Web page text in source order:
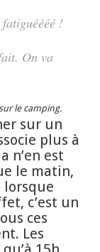
!
On va
le camping.
sur un
plus à
n’en est
le matin,
lorsque
c’est un
ces
Les